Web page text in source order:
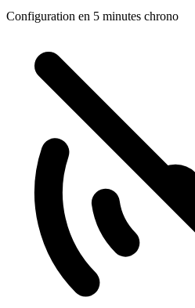
Configuration en 5 minutes chrono